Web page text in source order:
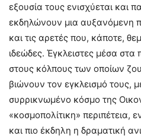
εξουσία τους ενισχύεται και
εκδηλώνουν μια αυξανόμενη
και τις αρετές που, κάποτε,
ιδεώδες. Έγκλειστες μέσα
στους κόλπους των οποίων
βιώνουν τον εγκλεισμό τους,
συρρικνωμένο κόσμο της
«κοσμοπολίτικη» περιπέτεια,
και πιο έκδηλη η δραματική